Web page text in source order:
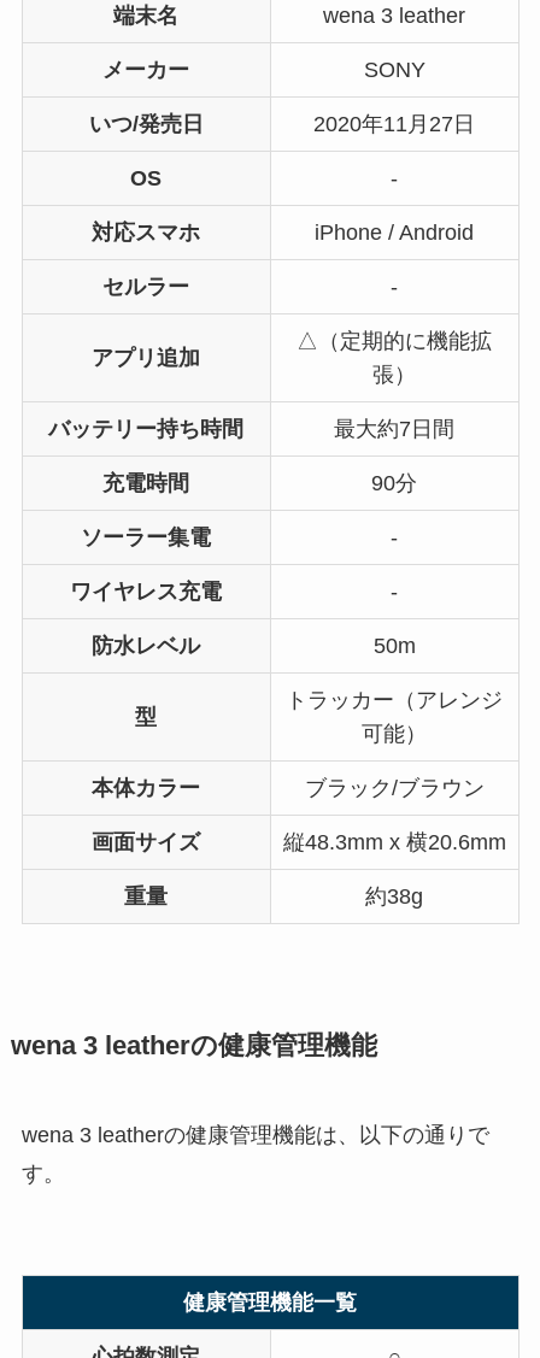
端末名 wena 3 leather
メーカー SONY
いつ/発売日 2020年11月27日
OS -
対応スマホ iPhone / Android
セルラー -
アプリ追加
△（定期的に機能拡
張）
バッテリー持ち時間 最大約7日間
充電時間 90分
ソーラー集電 -
ワイヤレス充電 -
防水レベル 50m
型
トラッカー（アレンジ
可能）
本体カラー ブラック/ブラウン
画面サイズ 縦48.3mm x 横20.6mm
重量 約38g
wena 3 leatherの健康管理機能
wena 3 leatherの健康管理機能は、以下の通りで
す。
健康管理機能一覧